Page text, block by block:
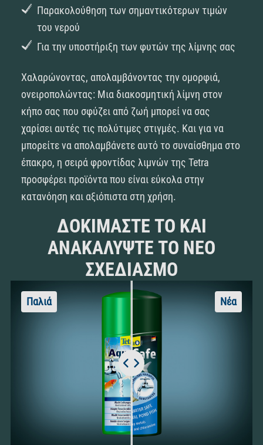
Παρακολούθηση των σημαντικότερων τιμών
του νερού
Για την υποστήριξη των φυτών της λίμνης σας
Χαλαρώνοντας, απολαμβάνοντας την ομορφιά,
ονειροπολώντας: Μια διακοσμητική λίμνη στον
κήπο σας που σφύζει από ζωή μπορεί να σας
χαρίσει αυτές τις πολύτιμες στιγμές. Και για να
μπορείτε να απολαμβάνετε αυτό το συναίσθημα στο
έπακρο, η σειρά φροντίδας λιμνών της Tetra
προσφέρει προϊόντα που είναι εύκολα στην
κατανόηση και αξιόπιστα στη χρήση.
ΔΟΚΙΜΆΣΤΕ ΤΟ ΚΑΙ
ΑΝΑΚΑΛΎΨΤΕ ΤΟ ΝΈΟ
ΣΧΕΔΙΑΣΜΌ